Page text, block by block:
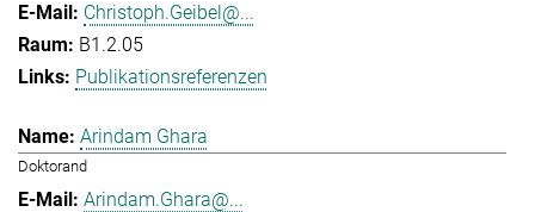
Christoph.Geibel@...
B1.2.05
Publikationsreferenzen
Arindam Ghara
Doktorand
Arindam.Ghara@...